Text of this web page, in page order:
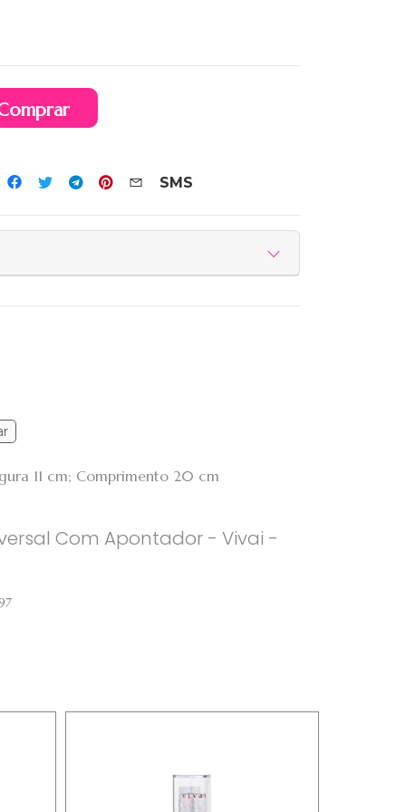
SMS
11 cm; Comprimento 20 cm
Com Apontador - Vivai -